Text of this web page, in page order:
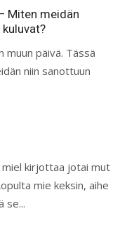
Miten meidän
muun päivä. Tässä
niin sanottuun
kirjottaa jotai mut
mie keksin, aihe
se...